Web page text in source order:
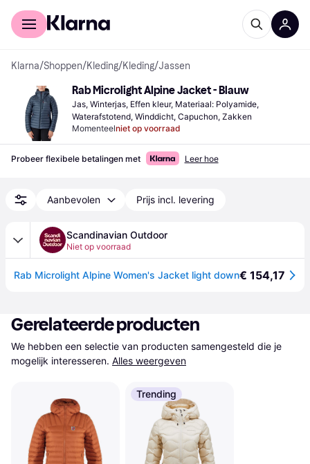
Voor shoppers
Klarna/Shoppen/Kleding/Kleding/Jassen
Rab Microlight Alpine Jacket - Blauw
Jas, Winterjas, Effen kleur, Materiaal: Polyamide,
Waterafstotend, Winddicht, Capuchon, Zakken
Momenteelniet op voorraad
Probeer flexibele betalingen met Leer hoe
Aanbevolen Prijs incl. levering
Scandinavian Outdoor
Niet op voorraad
Rab Microlight Alpine Women's Jacket light down€ 154,17
Gerelateerde producten
We hebben een selectie van producten samengesteld die je
mogelijk interesseren. Alles weergeven
Trending